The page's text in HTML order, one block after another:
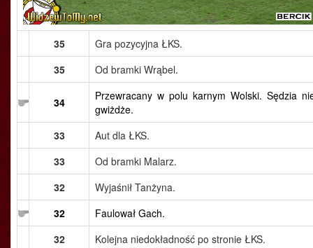
35
Gra pozycyjna ŁKS.
35
Od bramki Wrąbel.
34
Przewracany w polu karnym Wolski. Sędzia
gwiżdże.
33
Aut dla ŁKS.
33
Od bramki Malarz.
32
Wyjaśnił Tanżyna.
32
Faulował Gach.
32
Kolejna niedokładność po stronie ŁKS.